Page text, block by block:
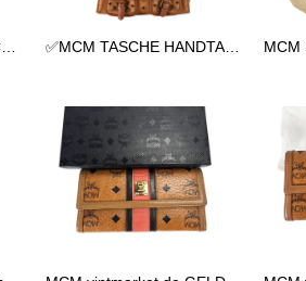
✅MCM SCHULTERTASCHE vintmarket.de TASCHE CROSSBODY BEIGE 2352 ✅MCM TASCHE HANDTASCHE vintmarket.de COGNAC 2248